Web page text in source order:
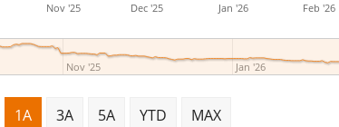
Nov '25 Dec '25 Jan '26 Feb '26
Nov '25 Jan '26
1A 3A 5A YTD MAX